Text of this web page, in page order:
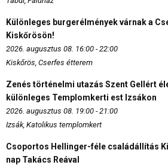
Különleges burgerélmények várnak a
Kiskőrösön!
2026. augusztus 08. 16:00 - 22:00
Kiskőrös, Cserfes étterem
Zenés történelmi utazás Szent Gellért
különleges Templomkerti est Izsákon
2026. augusztus 08. 19:00 - 21:00
Izsák, Katolikus templomkert
Csoportos Hellinger-féle családállítás
nap Takács Reával